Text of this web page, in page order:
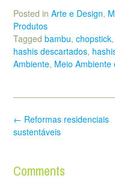
Posted in Arte e Design,
Produtos
Tagged bambu, chopstick,
hashis descartados,
Ambiente, Meio Ambiente
Post
navigation
← Reformas residenciais
sustentáveis
Comments